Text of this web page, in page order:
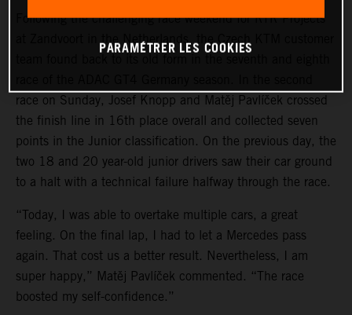
Following the challenging race weekend for RTR Projects
at Zandvoort in the Netherlands, the Czech KTM customer
race on Sunday, Josef Knopp and Matěj Pavlíček crossed
the finish line in 16th place overall and collected seven
points in the Junior classification. On the previous day, the
two 18 and 20 year-old junior drivers saw their car ground
to a halt with a technical failure halfway through the race.
“Today, I was able to overtake multiple cars, a great
feeling. On the final lap, I had to let a Mercedes pass
again. That cost us a better result. Nevertheless, I am
super happy,” Matěj Pavlíček commented. “The race
boosted my self-confidence.”
PARAMÉTRER LES COOKIES